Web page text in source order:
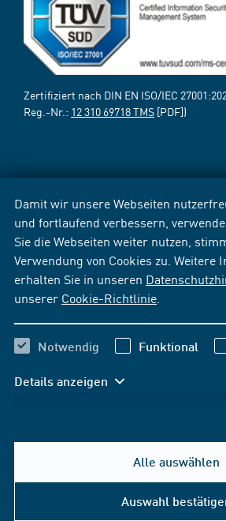
Damit wir unsere Webseiten
und fortlaufend verbessern,
Sie die Webseiten weiter nutzen,
Verwendung von Cookies zu. Weitere
erhalten Sie in unseren
unserer Cookie-Richtlinie
Notwendig Funktional
Details anzeigen
Alle auswählen
Auswahl
Zertifiziert nach DIN EN ISO/IEC
Reg.-Nr.: 12 310 69718 TMS [PDF])